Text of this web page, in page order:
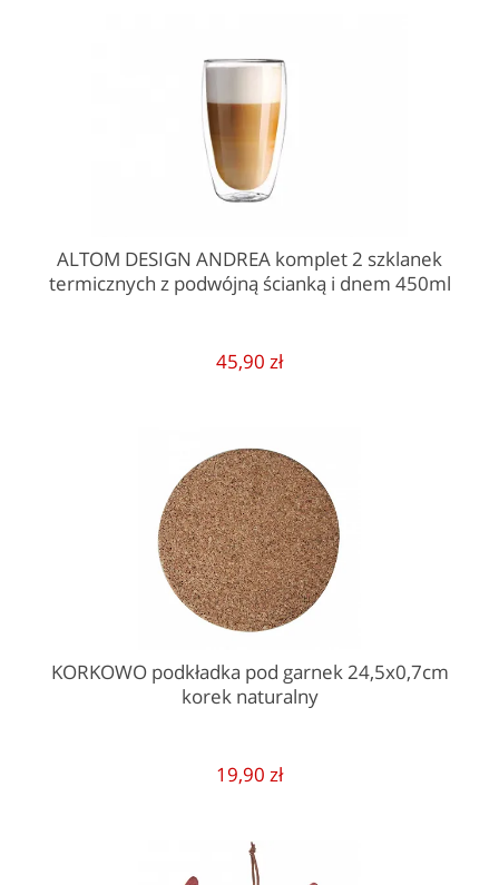
ALTOM DESIGN ANDREA komplet 2 szklanek
termicznych z podwójną ścianką i dnem 450ml
45,90 zł
KORKOWO podkładka pod garnek 24,5x0,7cm
korek naturalny
19,90 zł